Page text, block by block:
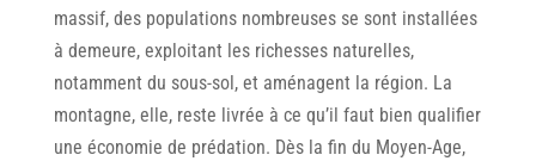
massif, des populations nombreuses se sont installées
à demeure, exploitant les richesses naturelles,
notamment du sous-sol, et aménagent la région. La
montagne, elle, reste livrée à ce qu’il faut bien qualifier
une économie de prédation. Dès la fin du Moyen-Age,